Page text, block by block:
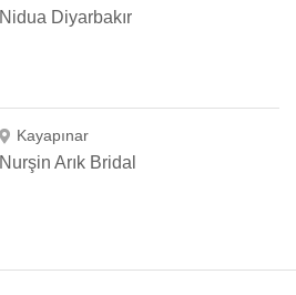
Nidua Diyarbakır
Kayapınar
Nurşin Arık Bridal